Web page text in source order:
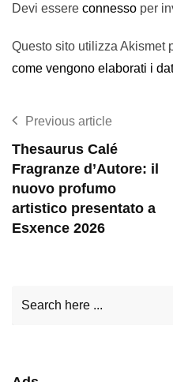
Devi essere connesso per
Questo sito utilizza Akismet
come vengono elaborati i
Previous article
Thesaurus Calé
Fragranze d’Autore: il
nuovo profumo
artistico presentato a
Esxence 2026